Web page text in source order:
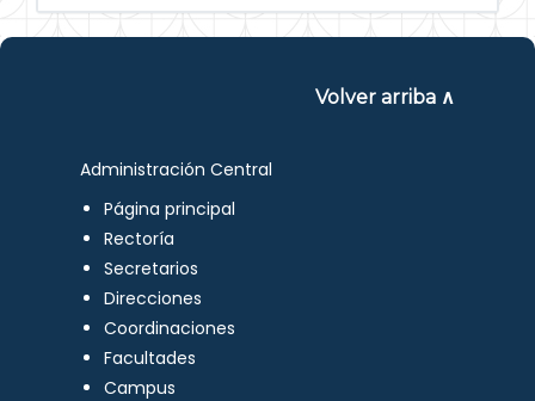
Volver arriba ∧
Administración Central
Página principal
Rectoría
Secretarios
Direcciones
Coordinaciones
Facultades
Campus